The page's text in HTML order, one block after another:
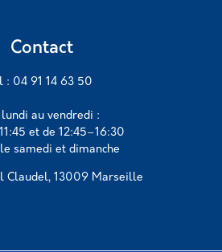
Contact
: 04 91 14 63 50
lundi au vendredi :
et de 12:45–16:30
samedi et dimanche
Claudel, 13009 Marseille